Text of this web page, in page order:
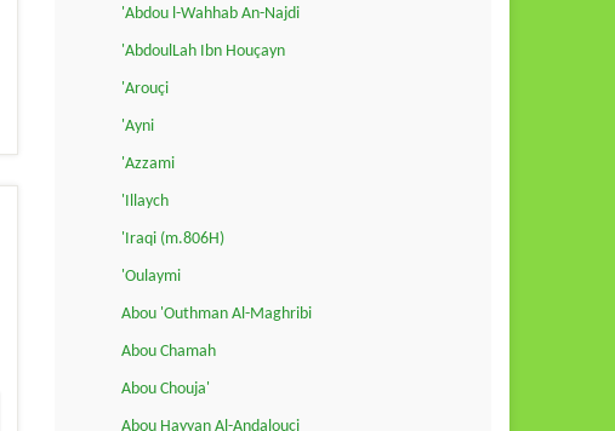
'Abdou l-Wahhab An-Najdi
'AbdoulLah Ibn Houçayn
'Arouçi
'Ayni
'Azzami
'Illaych
'Iraqi (m.806H)
'Oulaymi
Abou 'Outhman Al-Maghribi
Abou Chamah
Abou Chouja'
Abou Hayyan Al-Andalouçi